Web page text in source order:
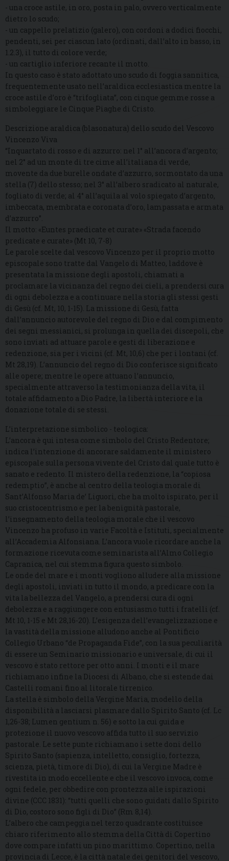
- una croce astile, in oro, posta in palo, ovvero verticalmente
dietro lo scudo;
- un cappello prelatizio (galero), con cordoni a dodici fiocchi,
pendenti, sei per ciascun lato (ordinati, dall’alto in basso, in
1.2.3), il tutto di colore verde;
- un cartiglio inferiore recante il motto.
In questo caso è stato adottato uno scudo di foggia sannitica,
frequentemente usato nell’araldica ecclesiastica mentre la
croce astile d’oro è “trifogliata”, con cinque gemme rosse a
simboleggiare le Cinque Piaghe di Cristo.
Descrizione araldica (blasonatura) dello scudo del Vescovo
Vincenzo Viva
“Inquartato di rosso e di azzurro: nel 1° all’ancora d’argento;
nel 2° ad un monte di tre cime all’italiana di verde,
movente da due burelle ondate d’azzurro, sormontato da una
stella (7) dello stesso; nel 3° all’albero sradicato al naturale,
fogliato di verde; al 4° all’aquila al volo spiegato d’argento,
imbeccata, membrata e coronata d’oro, lampassata e armata
d’azzurro”.
Il motto: «Euntes praedicate et curate» «Strada facendo
predicate e curate» (Mt 10, 7-8)
Le parole scelte dal vescovo Vincenzo per il proprio motto
episcopale sono tratte dal Vangelo di Matteo, laddove è
presentata la missione degli apostoli, chiamati a
proclamare la vicinanza del regno dei cieli, a prendersi cura
di ogni debolezza e a continuare nella storia gli stessi gesti
di Gesù (cf. Mt, 10, 1-15). La missione di Gesù, fatta
dall’annuncio autorevole del regno di Dio e dal compimento
dei segni messianici, si prolunga in quella dei discepoli, che
sono inviati ad attuare parole e gesti di liberazione e
redenzione, sia per i vicini (cf. Mt, 10,6) che per i lontani (cf.
Mt 28,19). L’annuncio del regno di Dio conferisce significato
alle opere; mentre le opere attuano l’annuncio,
specialmente attraverso la testimonianza della vita, il
totale affidamento a Dio Padre, la libertà interiore e la
donazione totale di se stessi.
L’interpretazione simbolico - teologica:
L’ancora è qui intesa come simbolo del Cristo Redentore;
indica l’intenzione di ancorare saldamente il ministero
episcopale sulla persona vivente del Cristo dal quale tutto è
sanato e redento. Il mistero della redenzione, la “copiosa
redemptio”, è anche al centro della teologia morale di
Sant’Alfonso Maria de’ Liguori, che ha molto ispirato, per il
suo cristocentrismo e per la benignità pastorale,
l’insegnamento della teologia morale che il vescovo
Vincenzo ha profuso in varie Facoltà e Istituti, specialmente
all’Accademia Alfonsiana. L’ancora vuole ricordare anche la
formazione ricevuta come seminarista all’Almo Collegio
Capranica, nel cui stemma figura questo simbolo.
Le onde del mare e i monti vogliono alludere alla missione
degli apostoli, inviati in tutto il mondo, a predicare con la
vita la bellezza del Vangelo, a prendersi cura di ogni
debolezza e a raggiungere con entusiasmo tutti i fratelli (cf.
Mt 10, 1-15 e Mt 28,16-20). L’esigenza dell’evangelizzazione e
la vastità della missione alludono anche al Pontificio
Collegio Urbano “de Propaganda Fide”, con la sua peculiarità
di essere un Seminario missionario e universale, di cui il
vescovo è stato rettore per otto anni. I monti e il mare
richiamano infine la Diocesi di Albano, che si estende dai
Castelli romani fino al litorale tirrenico.
La stella è simbolo della Vergine Maria, modello della
disponibilità a lasciarsi plasmare dallo Spirito Santo (cf. Lc
1,26-38; Lumen gentium n. 56) e sotto la cui guida e
protezione il nuovo vescovo affida tutto il suo servizio
pastorale. Le sette punte richiamano i sette doni dello
Spirito Santo (sapienza, intelletto, consiglio, fortezza,
scienza, pietà, timore di Dio), di cui la Vergine Madre è
rivestita in modo eccellente e che il vescovo invoca, come
ogni fedele, per obbedire con prontezza alle ispirazioni
divine (CCC 1831): “tutti quelli che sono guidati dallo Spirito
di Dio, costoro sono figli di Dio” (Rm 8,14).
L’albero che campeggia nel terzo quadrante costituisce
chiaro riferimento allo stemma della Città di Copertino
dove compare infatti un pino marittimo. Copertino, nella
provincia di Lecce, è la città natale dei genitori del vescovo,